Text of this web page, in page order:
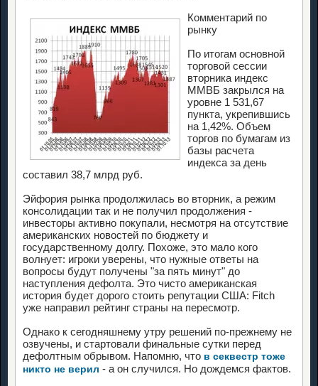
Комментарий по
рынку
По итогам основной
торговой сессии
вторника индекс
ММВБ закрылся на
уровне 1 531,67
пункта, укрепившись
на 1,42%. Объем
торгов по бумагам из
базы расчета
индекса за день
составил 38,7 млрд руб.
Эйфория рынка продолжилась во вторник, а режим
консолидации так и не получил продолжения -
инвесторы активно покупали, несмотря на отсутствие
американских новостей по бюджету и
государственному долгу. Похоже, это мало кого
волнует: игроки уверены, что нужные ответы на
вопросы будут получены "за пять минут" до
наступления дефолта. Это чисто американская
история будет дорого стоить репутации США: Fitch
уже направил рейтинг страны на пересмотр.
Однако к сегодняшнему утру решений по-прежнему не
озвучены, и стартовали финальные сутки перед
дефолтным обрывом. Напомню, что в секвестр тоже
никто не верил - а он случился. Но дождемся фактов.